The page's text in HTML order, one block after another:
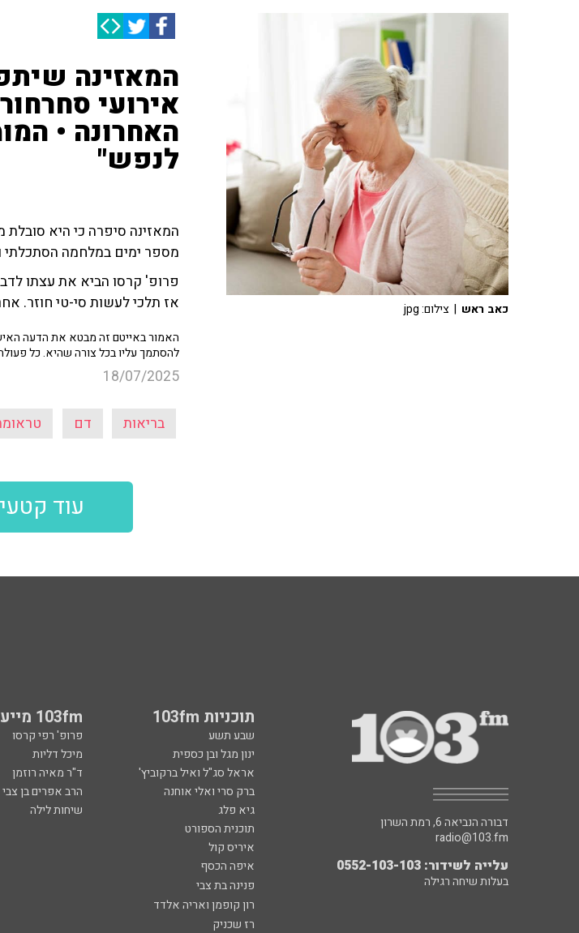
המאזינה
אירועי
האחרונה •
לנפש"
המאזינה סיפרה כי היא
מספר ימים במלחמה הסתכלתי
פרופ' קרסו הביא את עצתו
אז תלכי לעשות סי-טי חוזר.
האמור באייטם זה מבטא את הדעה
להסתמך עליו בכל צורה שהיא. כל
18/07/2025
בריאות דם
כאב ראש | צילום: jpg
עוד
תוכניות 103fm 103fm מייעצים
שבע תשע פרופ' רפי קרסו
ינון מגל ובן כספית
מיכל דליות
אראל סג"ל ואיל ברקוביץ'
ד"ר מאיה רוזמן
ברק סרי ואלי אוחנה
הרב אפרים בן צבי
גיא פלג
שיחות לילה
תוכנית הספורט
איריס קול
איפה הכסף
פנינה בת צבי
רון קופמן ואריה אלדד
רז שכניק
דבורה הנביאה 6, רמת השרון
radio@103.fm
עלייה לשידור: 0552-103-103
בעלות שיחה רגילה